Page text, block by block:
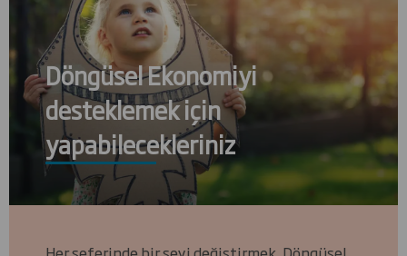
Döngüsel Ekonomiyi
desteklemek için
yapabilecekleriniz